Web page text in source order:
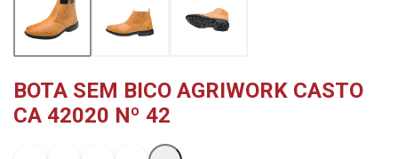
BOTA SEM BICO AGRIWORK CASTO
CA 42020 Nº 42